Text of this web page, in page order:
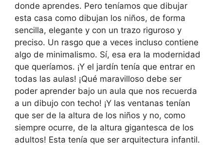
donde aprendes. Pero teníamos que dibujar
esta casa como dibujan los niños, de forma
sencilla, elegante y con un trazo riguroso y
preciso. Un rasgo que a veces incluso contiene
algo de minimalismo. Sí, esa era la modernidad
que queríamos. ¡Y el jardín tenía que entrar en
todas las aulas! ¡Qué maravilloso debe ser
poder aprender bajo un aula que nos recuerda
a un dibujo con techo! ¡Y las ventanas tenían
que ser de la altura de los niños y no, como
siempre ocurre, de la altura gigantesca de los
adultos! Esta tenía que ser arquitectura infantil.